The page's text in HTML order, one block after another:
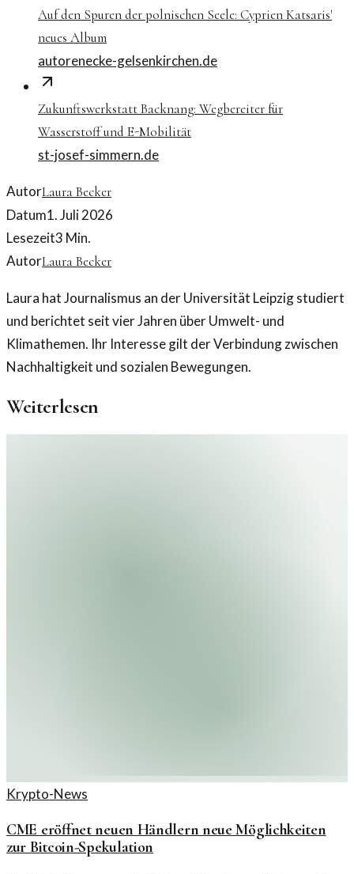
Auf den Spuren der polnischen Seele: Cyprien Katsaris'
neues Album
autorenecke-gelsenkirchen.de
Zukunftswerkstatt Backnang: Wegbereiter für
Wasserstoff und E-Mobilität
st-josef-simmern.de
AutorLaura Becker
Datum1. Juli 2026
Lesezeit3 Min.
AutorLaura Becker
Laura hat Journalismus an der Universität Leipzig studiert
und berichtet seit vier Jahren über Umwelt- und
Klimathemen. Ihr Interesse gilt der Verbindung zwischen
Nachhaltigkeit und sozialen Bewegungen.
Weiterlesen
Krypto-News
CME eröffnet neuen Händlern neue Möglichkeiten
zur Bitcoin-Spekulation